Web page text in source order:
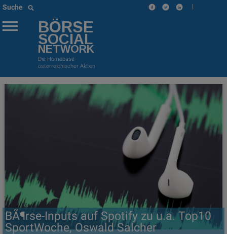
Suche |
BÖRSE
SOCIAL
NETWORK
Die Homebase
österreichischer Aktien
BÃ¶rse-Inputs auf Spotify zu u.a. Top10
SportWoche, Oswald Salcher